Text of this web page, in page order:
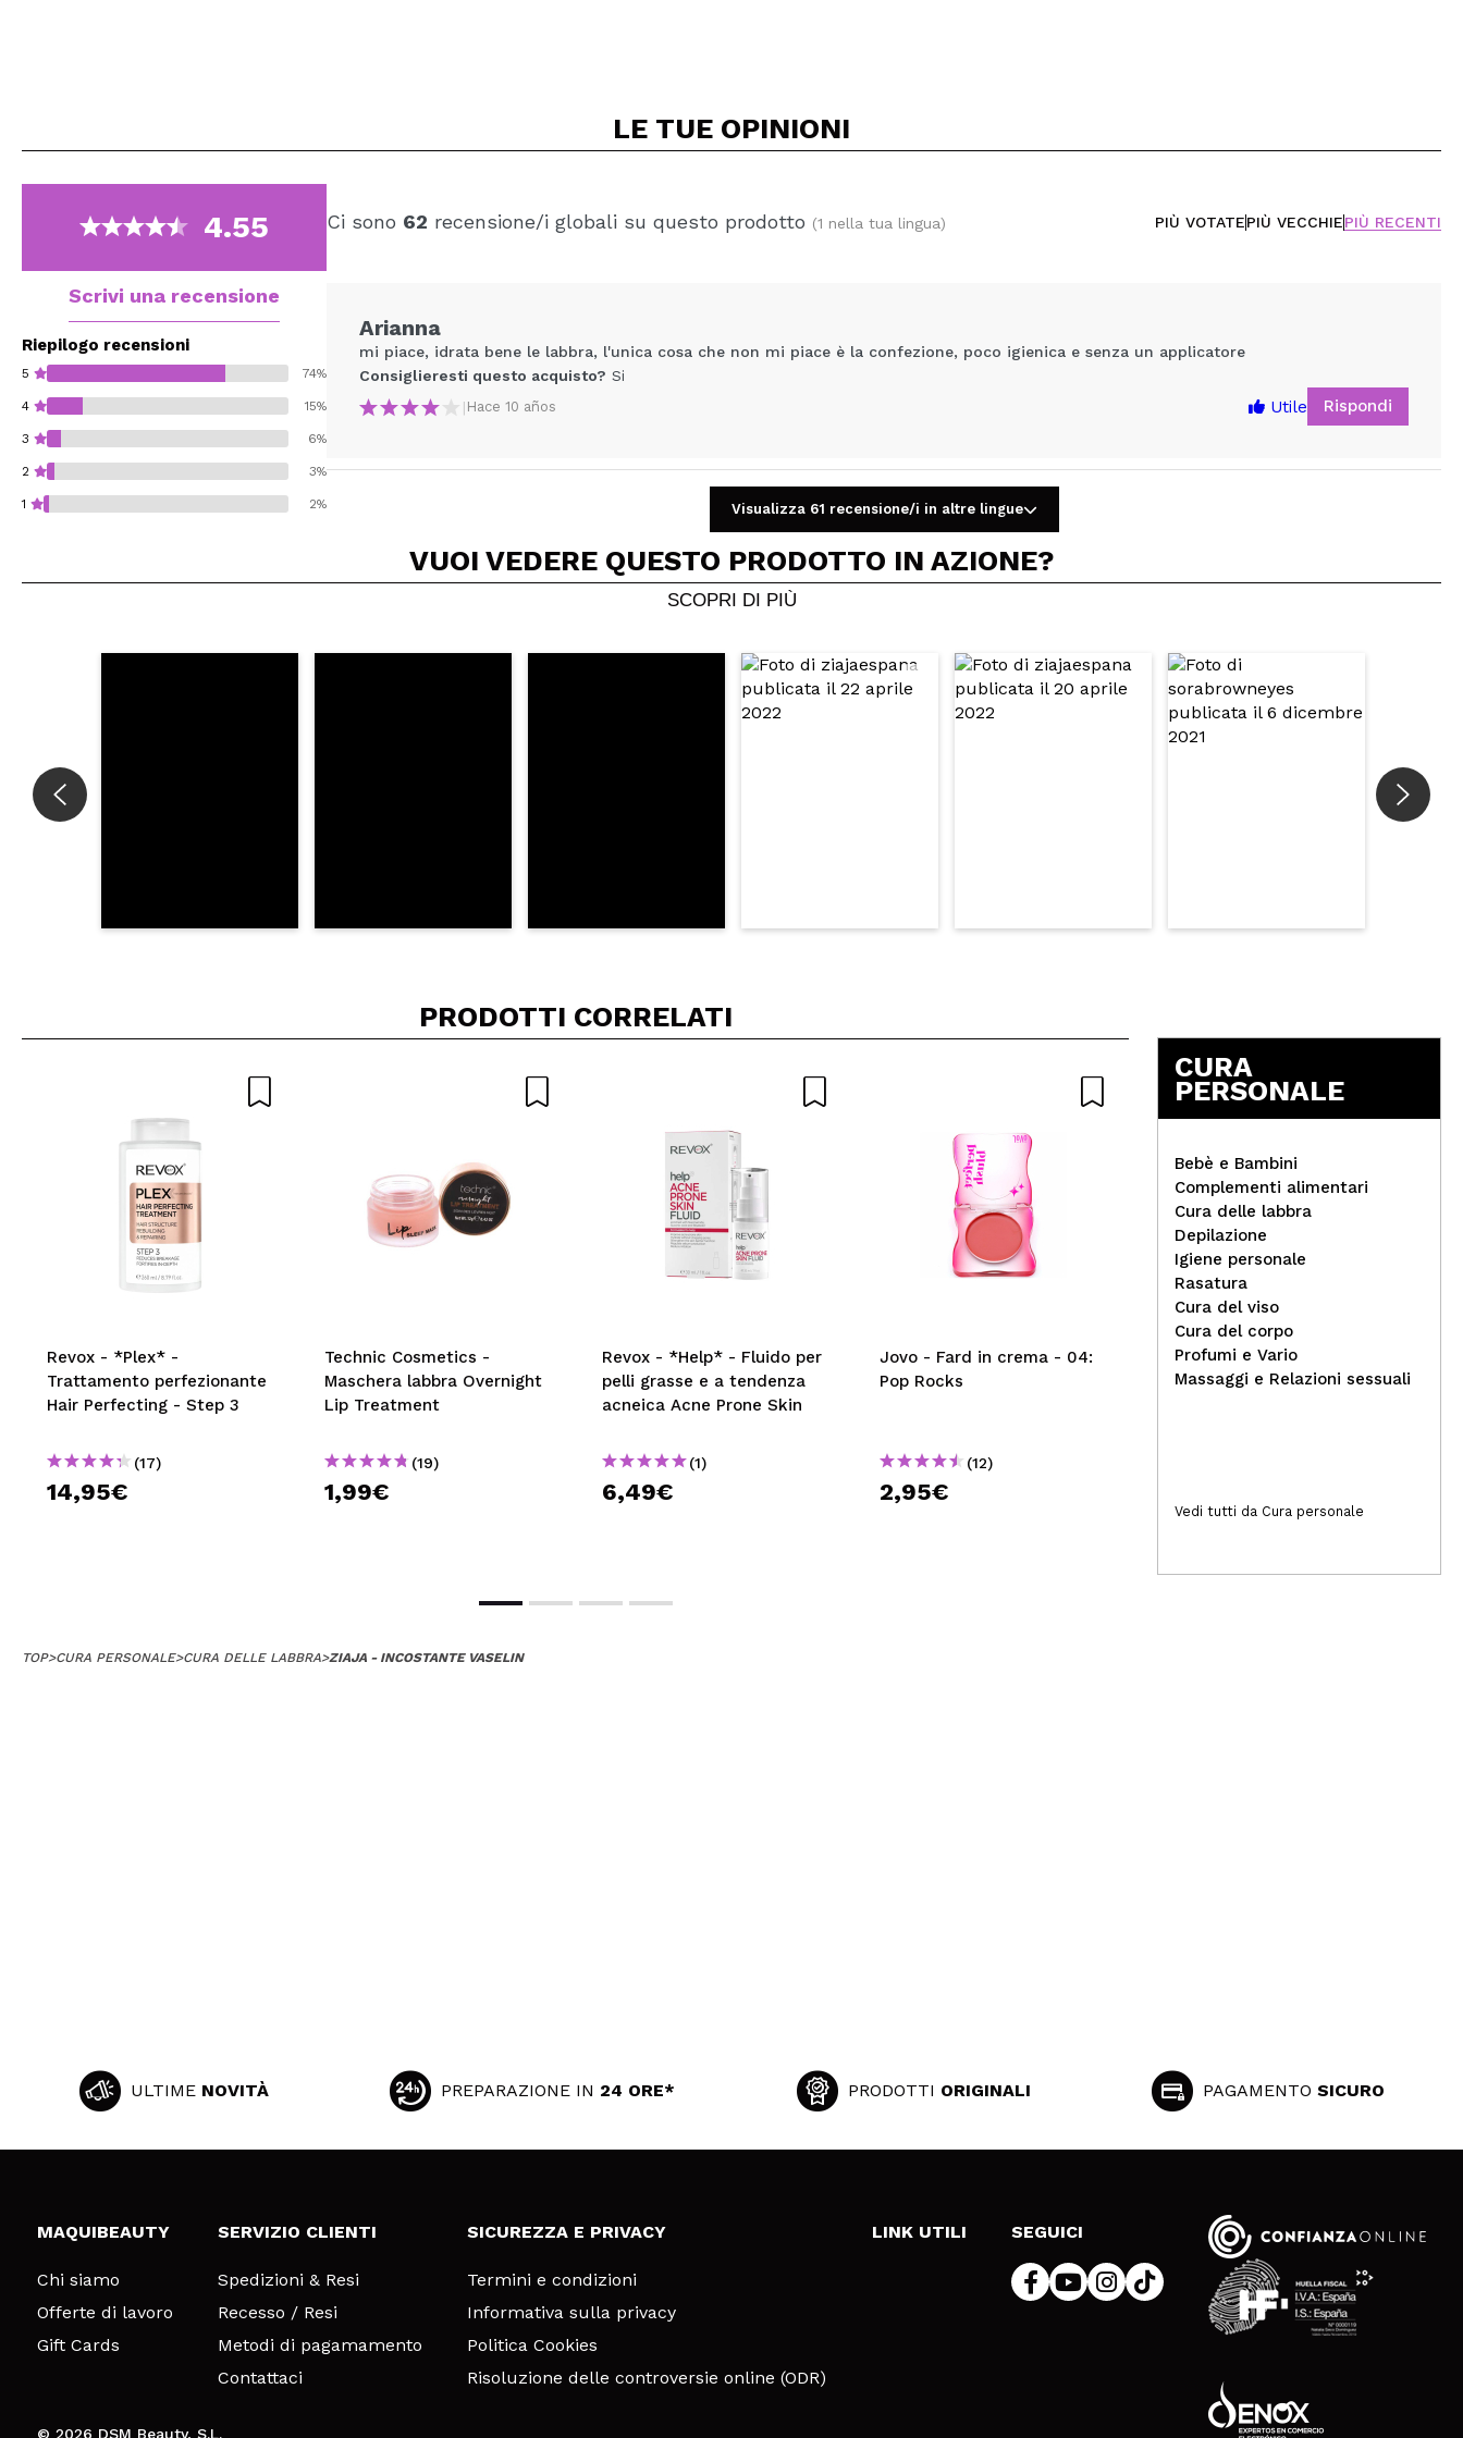
LE TUE OPINIONI
4.55
Scrivi una recensione
Riepilogo recensioni
5 74%
4 15%
3 6%
2 3%
1 2%
Ci sono 62 recensione/i globali su questo prodotto (1 nella tua lingua) PIÙ VOTATEPIÙ VECCHIEPIÙ RECENTI
Condividi un video o una foto
Il tuo video potrebbe essere il primo. Immaginalo...
Arianna
mi piace, idrata bene le labbra, l'unica cosa che non mi piace è la confezione, poco igienica e senza un applicatore
Consiglieresti questo acquisto? Si
| Hace 10 años Utile Rispondi
Visualizza 61 recensione/i in altre lingue
VUOI VEDERE QUESTO PRODOTTO IN AZIONE?
SCOPRI DI PIÙ
PRODOTTI CORRELATI
Revox - *Plex* -
Trattamento perfezionante
Hair Perfecting - Step 3
(17)
14,95€
Technic Cosmetics -
Maschera labbra Overnight
Lip Treatment
(19)
1,99€
Revox - *Help* - Fluido per
pelli grasse e a tendenza
acneica Acne Prone Skin
(1)
6,49€
Jovo - Fard in crema - 04:
Pop Rocks
(12)
2,95€
Medik8 - Peeling notturno
con AHA Sleep Glycolic
CURA
PERSONALE
Bebè e Bambini
Complementi alimentari
Cura delle labbra
Depilazione
Igiene personale
Rasatura
Cura del viso
Cura del corpo
Profumi e Vario
Massaggi e Relazioni sessuali
Vedi tutti da Cura personale
TOP>CURA PERSONALE>CURA DELLE LABBRA>ZIAJA - INCOSTANTE VASELIN
ULTIME NOVITÀ PREPARAZIONE IN 24 ORE* PRODOTTI ORIGINALI PAGAMENTO SICURO
MAQUIBEAUTY
Chi siamo
Offerte di lavoro
Gift Cards
SERVIZIO CLIENTI
Spedizioni & Resi
Recesso / Resi
Metodi di pagamamento
Contattaci
SICUREZZA E PRIVACY
Termini e condizioni
Informativa sulla privacy
Politica Cookies
Risoluzione delle controversie online (ODR)
LINK UTILI SEGUICI
© 2026 DSM Beauty, S.L.